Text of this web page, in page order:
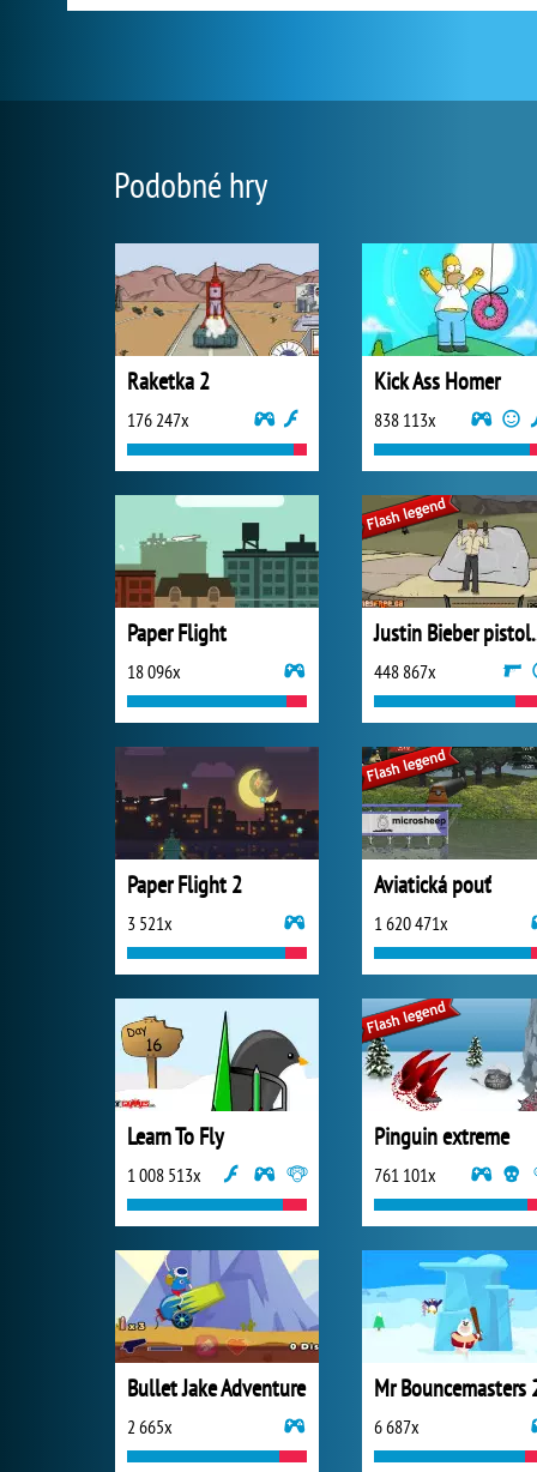
Podobné hry
Raketka 2
176 247x
Kick Ass Homer
838 113x
Paper Flight
18 096x
Justin
448 867x
Paper Flight 2
3 521x
Aviatická pouť
1 620 471x
Learn To Fly
1 008 513x
Pinguin extreme
761 101x
Bullet Jake Adventure
2 665x
Mr Bouncemasters
6 687x